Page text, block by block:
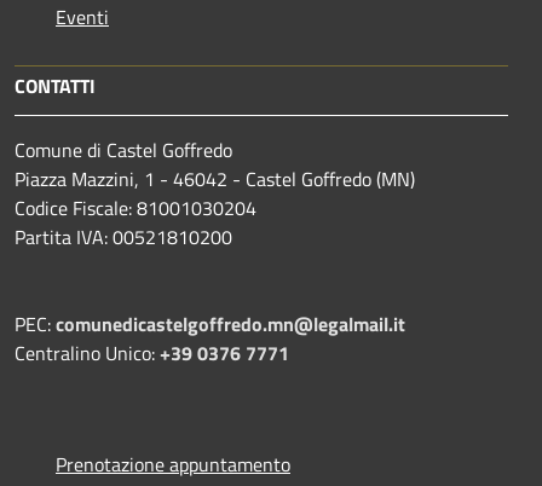
Eventi
CONTATTI
Comune di Castel Goffredo
Piazza Mazzini, 1 - 46042 - Castel Goffredo (MN)
Codice Fiscale: 81001030204
Partita IVA: 00521810200
PEC:comunedicastelgoffredo.mn@legalmail.it
Centralino Unico:+39 0376 7771
Prenotazione appuntamento